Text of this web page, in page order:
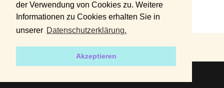
der Verwendung von Cookies zu. Weitere
Informationen zu Cookies erhalten Sie in
unserer Datenschutzerklärung.
Akzeptieren
DATENSCHUTZERKLÄRUNG IMPRESSUM